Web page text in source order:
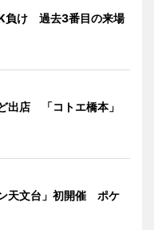
負け 過去3番目の来場
出店 「コトエ橋本」
天文台」初開催 ポケ